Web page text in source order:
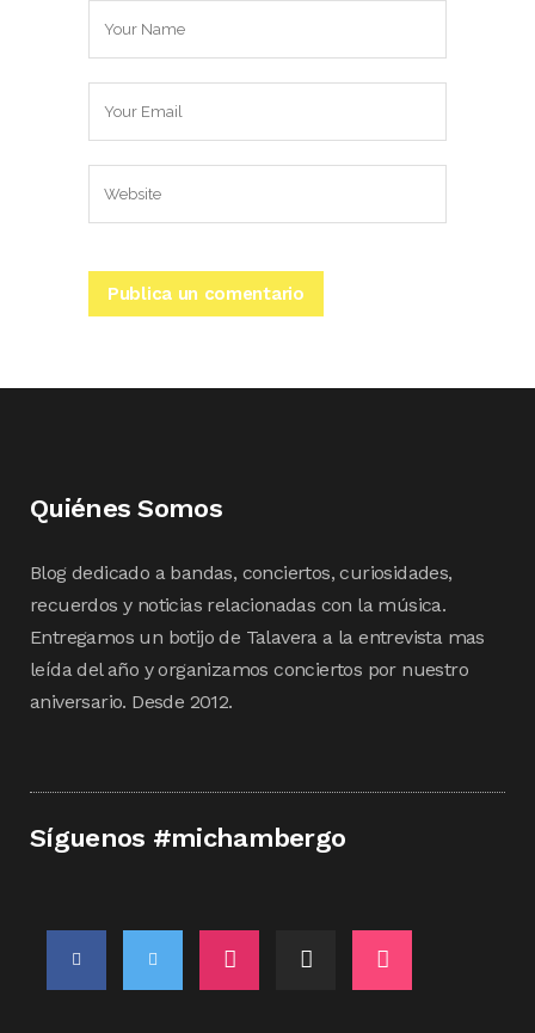
Quiénes Somos
Blog dedicado a bandas, conciertos, curiosidades,
recuerdos y noticias relacionadas con la música.
Entregamos un botijo de Talavera a la entrevista mas
leída del año y organizamos conciertos por nuestro
aniversario. Desde 2012.
Síguenos #michambergo